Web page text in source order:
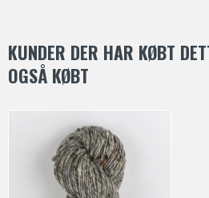
KUNDER DER HAR KØBT
OGSÅ KØBT